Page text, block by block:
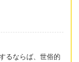
るならば、世俗的